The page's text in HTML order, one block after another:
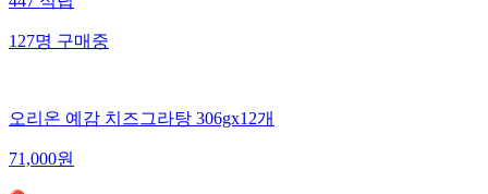
447적립
127명구매중
오리온 예감 치즈그라탕 306gx12개
71,000원